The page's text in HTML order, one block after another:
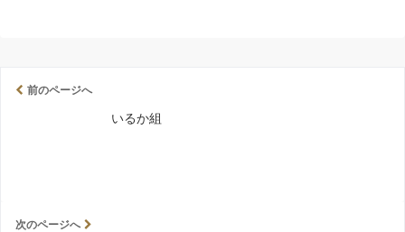
前のページへ
いるか組
次のページへ